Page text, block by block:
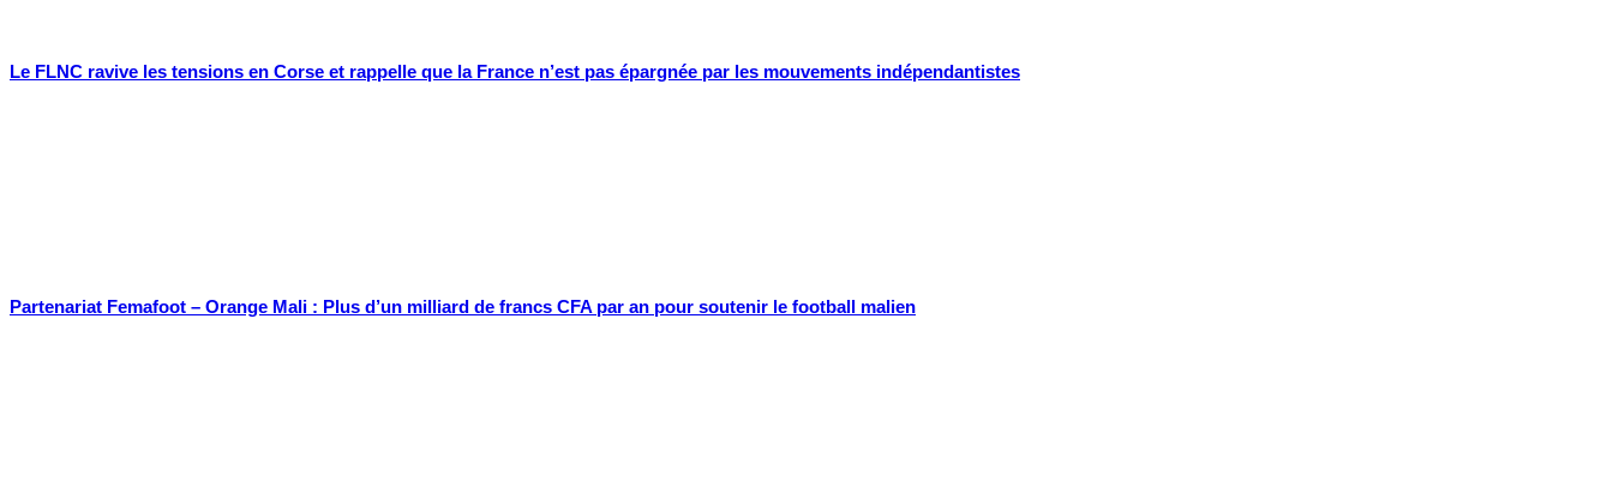
Le FLNC ravive les tensions en Corse et rappelle que la France n’est pas épargnée par les mouvements indépendantistes
Partenariat Femafoot – Orange Mali : Plus d’un milliard de francs CFA par an pour soutenir le football malien